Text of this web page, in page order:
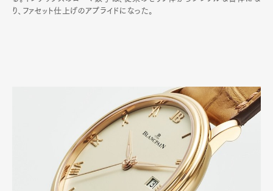
り、ファセット仕上げのアプライドになった。